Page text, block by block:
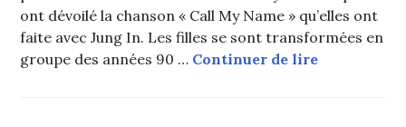
ont dévoilé la chanson « Call My Name » qu’elles ont
faite avec Jung In. Les filles se sont transformées en
groupe des années 90 … Continuer de lireThe Call :